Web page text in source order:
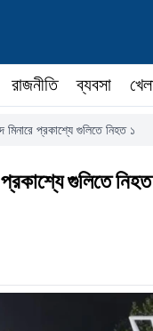
রাজনীতি ব্যবসা
মিনারে প্রকাশ্যে গুলিতে নিহত ১
প্রকাশ্যে গুলিতে